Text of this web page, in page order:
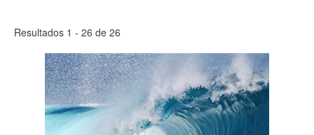
Resultados 1 - 26 de 26